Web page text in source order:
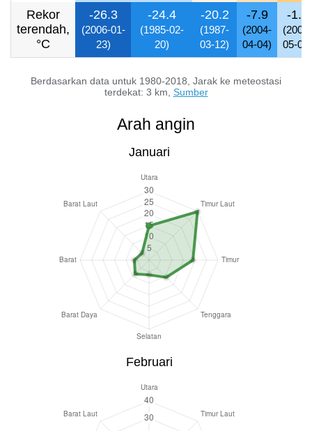
Rekor
terendah,
°C
-26.3
(2006-01-
23)
-24.4
(1985-02-
20)
-20.2
(1987-
03-12)
-7.9
(2004-
04-04)
-1.5
(2000-
05-03)
Berdasarkan data untuk 1980-2018, Jarak ke meteostasi
terdekat: 3 km, Sumber
Arah angin
Januari
Februari